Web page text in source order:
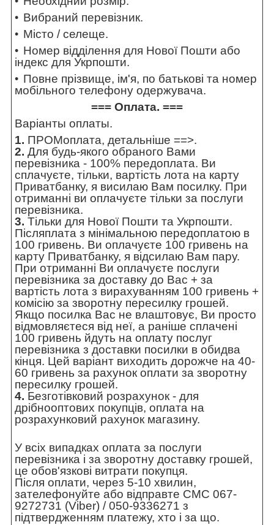
Вибраний перевізник.
Місто / селеще.
Номер відділення для Нової Пошти або
індекс для Укрпошти.
Повне прізвище, ім'я, по батькові та номер
мобільного телефону одержувача.
=== Оплата. ===
Варіанты оплаты.
1. ПРОМоплата, детальніше ==>.
2. Для будь-якого обраного Вами
перевізника - 100% передоплата. Ви
сплачуєте, тільки, вартість лота на карту
Приватбанку, я висилаю Вам посилку. При
отриманні ви оплачуєте тільки за послуги
перевізника.
3. Тільки для Нової Пошти та Укрпошти.
Післяплата з мінімальною передоплатою в
100 гривень. Ви оплачуєте 100 гривень на
карту Приватбанку, я відсилаю Вам пару.
При отриманні Ви оплачуєте послуги
перевізника за доставку до Вас + за
вартість лота з вирахуванням 100 гривень +
комісію за зворотну пересилку грошей.
Якщо посилка Вас не влаштовує, Ви просто
відмовляєтеся від неї, а раніше сплачені
100 гривень йдуть на оплату послуг
перевізника з доставки посилки в обидва
кінця. Цей варіант виходить дорожче на 40-
60 гривень за рахунок оплати за зворотну
пересилку грошей.
4. Безготівковий розрахунок - для
дрібнооптових покупців, оплата на
розрахунковий рахунок магазину.
У всіх випадках оплата за послуги
перевізника і за зворотну доставку грошей,
це обов'язкові витрати покупця.
Після оплати, через 5-10 хвилин,
зателефонуйте або відправте СМС 067-
9272731 (Viber) / 050-9336271 з
підтвердженням платежу, хто і за що.